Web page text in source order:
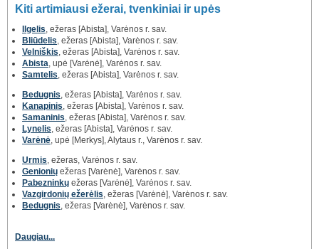
Kiti artimiausi ežerai, tvenkiniai ir upės
Ilgelis, ežeras [Abista], Varėnos r. sav.
Bliūdelis, ežeras [Abista], Varėnos r. sav.
Velniškis, ežeras [Abista], Varėnos r. sav.
Abista, upė [Varėnė], Varėnos r. sav.
Samtelis, ežeras [Abista], Varėnos r. sav.
Bedugnis, ežeras [Abista], Varėnos r. sav.
Kanapinis, ežeras [Abista], Varėnos r. sav.
Samaninis, ežeras [Abista], Varėnos r. sav.
Lynelis, ežeras [Abista], Varėnos r. sav.
Varėnė, upė [Merkys], Alytaus r., Varėnos r. sav.
Urmis, ežeras, Varėnos r. sav.
Genionių ežeras [Varėnė], Varėnos r. sav.
Pabezninkų ežeras [Varėnė], Varėnos r. sav.
Vazgirdonių ežerėlis, ežeras [Varėnė], Varėnos r. sav.
Bedugnis, ežeras [Varėnė], Varėnos r. sav.
Daugiau...